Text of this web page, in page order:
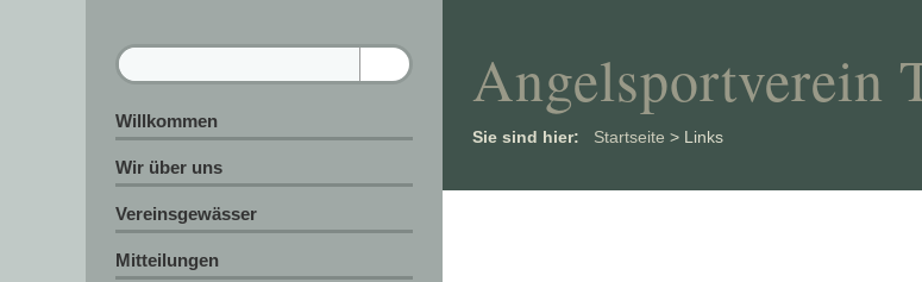
Angelsportverein
Sie sind hier: Startseite > Links
Willkommen
Wir über uns
Vereinsgewässer
Mitteilungen